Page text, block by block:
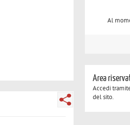
Al
Area
Accedi
del sito.